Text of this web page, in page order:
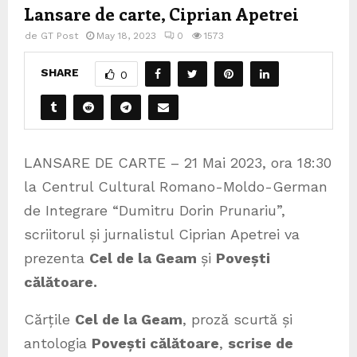
Lansare de carte, Ciprian Apetrei
de GT Post May 18, 2023 0 1573
SHARE 0
LANSARE DE CARTE – 21 Mai 2023, ora 18:30
la Centrul Cultural Romano-Moldo-German
de Integrare “Dumitru Dorin Prunariu”,
scriitorul și jurnalistul Ciprian Apetrei va
prezenta Cel de la Geam și Povești
călătoare.
Cărțile Cel de la Geam, proză scurtă și
antologia Povești călătoare, scrise de